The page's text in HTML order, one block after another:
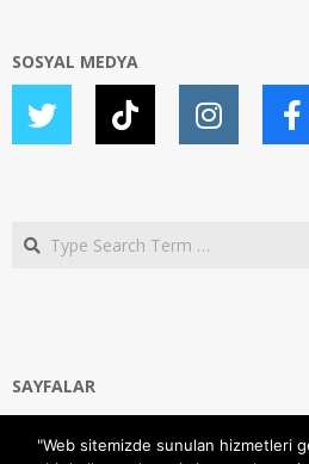
SOSYAL MEDYA
Search
SAYFALAR
Gizlilik ve Çerezler (Cookies) Politikası
"Web sitemizde sunulan hizmetleri